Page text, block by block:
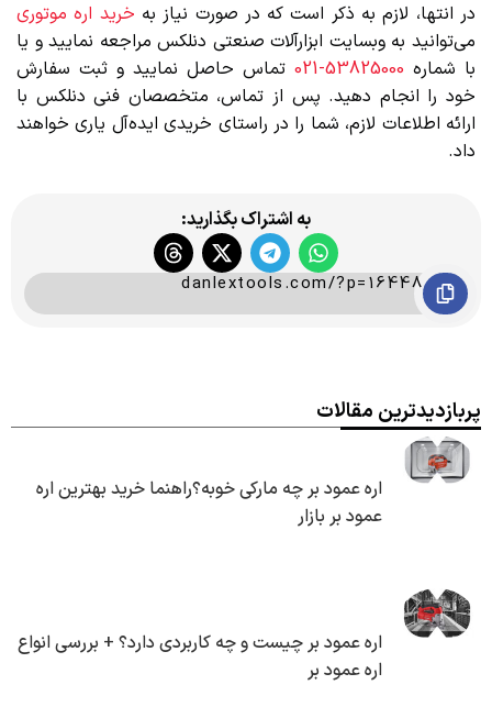
در انتها، لازم به ذکر است که در صورت نیاز به خرید اره موتوری
می‌توانید به وبسایت ابزارآلات صنعتی دنلکس مراجعه نمایید و یا
با شماره 53825000-021
تماس حاصل نمایید و ثبت سفارش
خود را انجام دهید. پس از تماس، متخصصان فنی دنلکس با
ارائه اطلاعات لازم، شما را در راستای خریدی ایده‌آل یاری خواهند
داد.
به اشتراک بگذارید:
danlextools.com/?p=16448
پربازدیدترین مقالات
اره عمود بر چه مارکی خوبه؟راهنما خرید بهترین اره
عمود بر بازار
اره عمود بر چیست و چه کاربردی دارد؟ + بررسی انواع
اره عمود بر